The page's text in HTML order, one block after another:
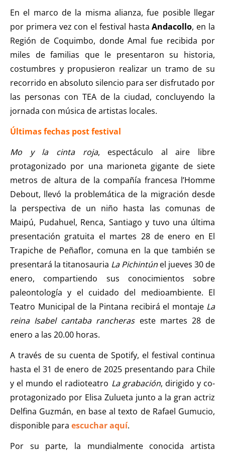
En el marco de la misma alianza, fue posible llegar
por primera vez con el festival hastaAndacollo, en la
Región de Coquimbo, donde Amal fue recibida por
miles de familias que le presentaron su historia,
costumbres y propusieron realizar un tramo de su
recorrido en absoluto silencio para ser disfrutado por
las personas con TEA de la ciudad, concluyendo la
jornada con música de artistas locales.
Últimas fechas post festival
Mo y la cinta roja, espectáculo al aire libre
protagonizado por una marioneta gigante de siete
metros de altura de la compañía francesa l’Homme
Debout, llevó la problemática de la migración desde
la perspectiva de un niño hasta las comunas de
Maipú, Pudahuel, Renca, Santiago y tuvo una última
presentación gratuita el martes 28 de enero en El
Trapiche de Peñaflor, comuna en la que también se
presentará la titanosauria La Pichintún el jueves 30 de
enero, compartiendo sus conocimientos sobre
paleontología y el cuidado del medioambiente. El
Teatro Municipal de la Pintana recibirá el montaje La
reina Isabel cantaba rancheras este martes 28 de
enero a las 20.00 horas.
A través de su cuenta de Spotify, el festival continua
hasta el 31 de enero de 2025 presentando para Chile
y el mundo el radioteatro La grabación, dirigido y co-
protagonizado por Elisa Zulueta junto a la gran actriz
Delfina Guzmán, en base al texto de Rafael Gumucio,
disponible para escuchar aquí.
Por su parte, la mundialmente conocida artista